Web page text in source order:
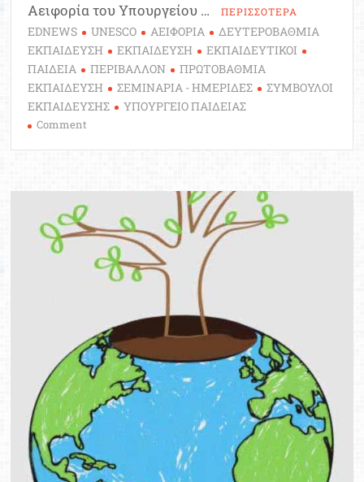
Αειφορία του Υπουργείου …
ΠΕΡΙΣΣΟΤΕΡΑ
EDNEWS UNESCO ΑΕΙΦΟΡΙΑ
ΔΕΥΤΕΡΟΒΑΘΜΙΑ
ΕΚΠΑΙΔΕΥΣΗ
ΕΚΠΑΙΔΕΥΣΗ
ΕΚΠΑΙΔΕΥΤΙΚΟΙ
ΠΑΙΔΕΙΑ
ΠΕΡΙΒΑΛΛΟΝ
ΠΡΩΤΟΒΑΘΜΙΑ
ΕΚΠΑΙΔΕΥΣΗ
ΣΕΜΙΝΑΡΙΑ - ΗΜΕΡΙΔΕΣ
ΣΥΜΒΟΥΛΟΙ
ΕΚΠΑΙΔΕΥΣΗΣ
ΥΠΟΥΡΓΕΙΟ ΠΑΙΔΕΙΑΣ
Comment
την
Αειφορία
–
Περιπέτειες
στα
Ελληνικά
UNESCO